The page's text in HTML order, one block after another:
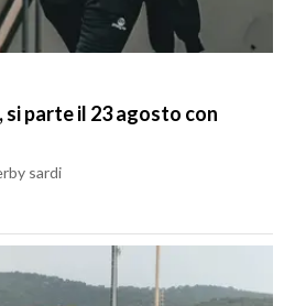
si parte il 23 agosto con
sardi